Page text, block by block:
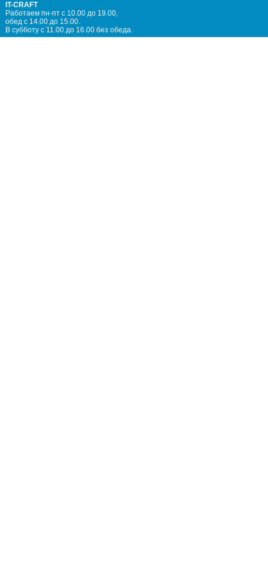
IT-CRAFT
Работаем пн-пт с 10.00 до 19.00,
обед с 14.00 до 15.00.
В субботу с 11.00 до 16.00 без обеда.